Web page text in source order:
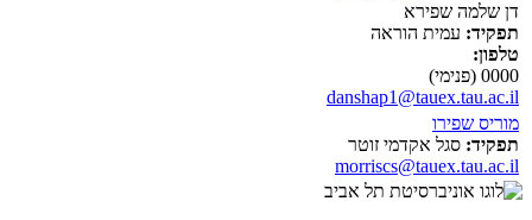
דן שלמה שפירא
תפקיד: עמית הוראה
טלפון:
0000 (פנימי)
danshap1@tauex.tau.ac.il
מוריס שפירו
תפקיד: סגל אקדמי זוטר
morriscs@tauex.tau.ac.il